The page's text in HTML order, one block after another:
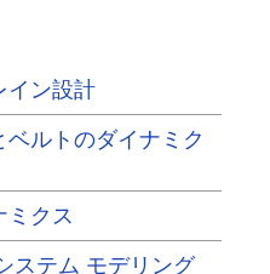
イン設計
ルトのダイナミク
ミクス
ステム モデリング